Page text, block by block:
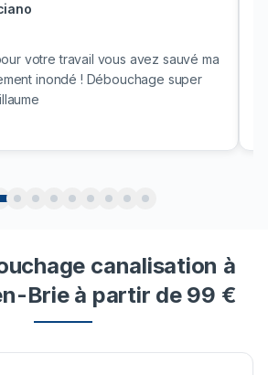
votre travail vous avez sauvé ma
inondé ! Débouchage super
canalisation à
Brie à partir de 99 €